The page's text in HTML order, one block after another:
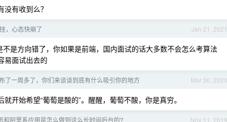
有收到么？
Jan 21, 2021
，心态快崩了
是方向错了，你如果是前端，国内面试的话大多数不会怎么考算法
易面试出去的
Mar 30, 2020
了一周多了，你们来谈谈到底有什么吸引你的地方
开始希望“葡萄是酸的”。醒醒，葡萄不酸，你是真穷。
Nov 11, 2019
和阿里系应用是怎么做到这么长时间后台的?